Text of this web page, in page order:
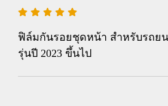
ฟิล์มกันรอยชุดหน้า สำหรับรถยน
รุ่นปี 2023 ขึ้นไป